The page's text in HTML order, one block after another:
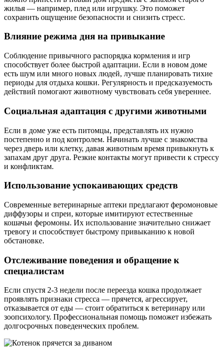
жилья — например, плед или игрушку. Это поможет
сохранить ощущение безопасности и снизить стресс.
Влияние режима дня на привыкание
Соблюдение привычного распорядка кормления и игр
способствует более быстрой адаптации. Если в новом доме
есть шум или много новых людей, лучше планировать тихие
периоды для отдыха кошки. Регулярность и предсказуемость
действий помогают животному чувствовать себя увереннее.
Социальная адаптация с другими животными
Если в доме уже есть питомцы, представлять их нужно
постепенно и под контролем. Начинать лучше с знакомства
через дверь или клетку, давая животным время привыкнуть к
запахам друг друга. Резкие контакты могут привести к стрессу
и конфликтам.
Использование успокаивающих средств
Современные ветеринарные аптеки предлагают феромоновые
диффузоры и спреи, которые имитируют естественные
кошачьи феромоны. Их использование значительно снижает
тревогу и способствует быстрому привыканию к новой
обстановке.
Отслеживание поведения и обращение к
специалистам
Если спустя 2-3 недели после переезда кошка продолжает
проявлять признаки стресса — прячется, агрессирует,
отказывается от еды — стоит обратиться к ветеринару или
зоопсихологу. Профессиональная помощь поможет избежать
долгосрочных поведенческих проблем.